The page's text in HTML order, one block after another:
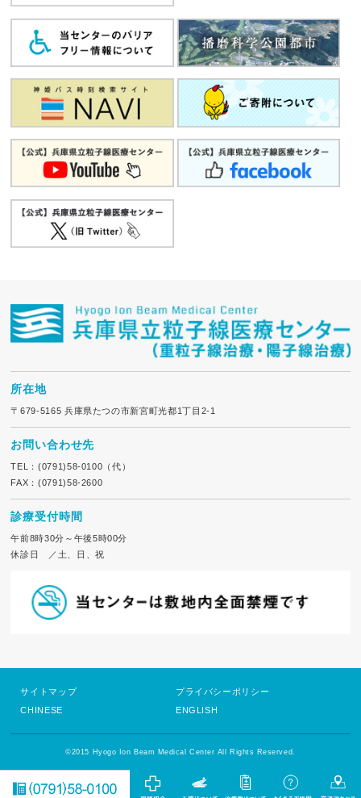
所在地
〒679-5165 兵庫県たつの市新宮町光都1丁目2-1
お問い合わせ先
TEL：(0791)58-0100（代）
FAX：(0791)58-2600
診療受付時間
午前8時30分～午後5時00分
休診日 ／土、日、祝
サイトマップ
プライバシーポリシー
CHINESE
ENGLISH
©2015 Hyogo Ion Beam Medical Center All Rights Reserved.